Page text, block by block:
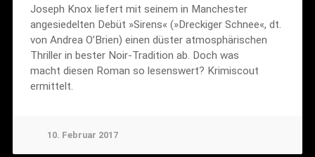
Joseph Knox liefert mit seinem in Manchester
angesiedelten Debüt »Sirens« (»Dreckiger Schnee«, dt.
von Andrea O’Brien) einen düster atmosphärischen
Thriller in bester Noir-Tradition ab. Doch was
macht diesen Roman so lesenswert? Krimiscout
ermittelt.
10. Februar 2017